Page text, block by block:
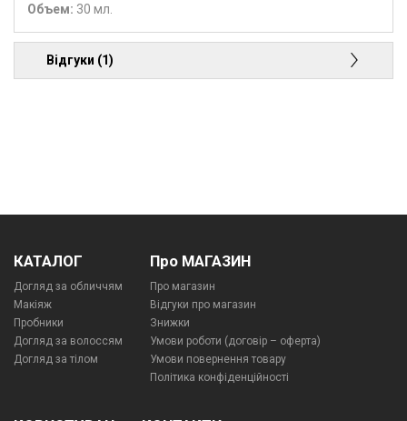
Объем: 30 мл.
Відгуки (1)
КАТАЛОГ
Догляд за обличчям
Макіяж
Пробники
Догляд за волоссям
Догляд за тілом
Про МАГАЗИН
Про магазин
Відгуки про магазин
Знижки
Умови роботи (договір – оферта)
Умови повернення товару
Політика конфіденційності